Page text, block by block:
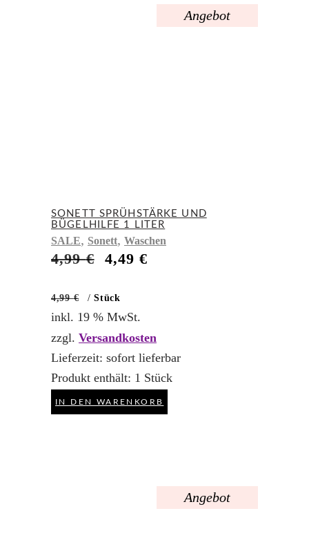
Angebot
SONETT SPRÜHSTÄRKE UND
BÜGELHILFE 1 LITER
SALE, Sonett, Waschen
4,99€
Ursprünglicher
4,99 €
4,49€
4,99€ /Stück
inkl. 19 % MwSt.
zzgl. Versandkosten
Lieferzeit: sofort lieferbar
Produkt enthält: 1 Stück
IN DEN WARENKORB
Angebot